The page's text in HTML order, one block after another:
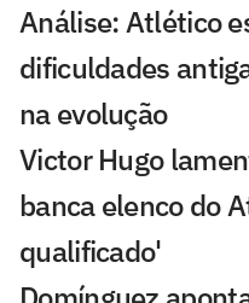
Análise: Atlético
dificuldades
na evolução
Victor Hugo
banca elenco do
qualificado'